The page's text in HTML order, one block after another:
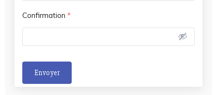
Confirmation *
Envoyer